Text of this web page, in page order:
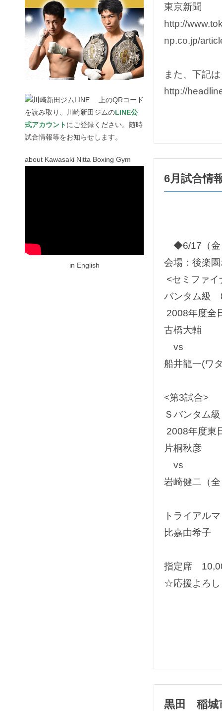
上のQRコード
を読み取り、川崎新田ジムのLINE公
式アカウントにご登録ください。随時
試合情報等をお知らせします。
about Kawasaki Nitta Boxing Gym
in English
東京新聞
http://
np.co.jp/
また、下記
http://
6月試合情
◆6/17（金
会場：後楽
<セミファイ
バンタム級
2008年度全
古橋大輔
vs
船井龍一(ワ
<第3試合>
Ｓバンタム
2008年度東
片桐秋彦
vs
岩崎健二（
トライアル
比嘉由希子
指定席
☆応援よろ
黒田 稲城